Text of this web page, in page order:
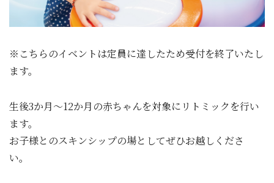
※こちらのイベントは定員に達したため受付を終了いたし
ます。
生後3か月～12か月の赤ちゃんを対象にリトミックを行い
ます。
お子様とのスキンシップの場としてぜひお越しくださ
い。